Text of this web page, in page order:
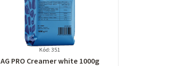
Kód: 351
Priemerné
AG PRO Creamer white 1000g